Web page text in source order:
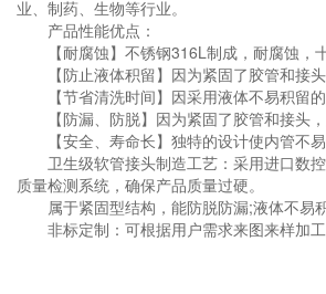
业、制药、生物等行业。
产品性能优点：
【耐腐蚀】不锈钢316L制成，耐腐蚀，十
【防止液体积留】因为紧固了胶管和接头
【节省清洗时间】因采用液体不易积留的
【防漏、防脱】因为紧固了胶管和接头
【安全、寿命长】独特的设计使内管不易
卫生级软管接头制造工艺：采用进口数控
质量检测系统，确保产品质量过硬。
属于紧固型结构，能防脱防漏;液体不易
非标定制：可根据用户需求来图来样加